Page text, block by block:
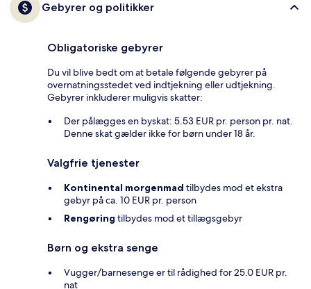
Gebyrer og politikker
Obligatoriske gebyrer
Du vil blive bedt om at betale følgende gebyrer på
overnatningsstedet ved indtjekning eller udtjekning.
Gebyrer inkluderer muligvis skatter:
Der pålægges en byskat: 5.53 EUR pr. person pr. nat.
Denne skat gælder ikke for børn under 18 år.
Valgfrie tjenester
Kontinental morgenmad tilbydes mod et ekstra
gebyr på ca. 10 EUR pr. person
Rengøring tilbydes mod et tillægsgebyr
Børn og ekstra senge
Vugger/barnesenge er til rådighed for 25.0 EUR pr.
nat